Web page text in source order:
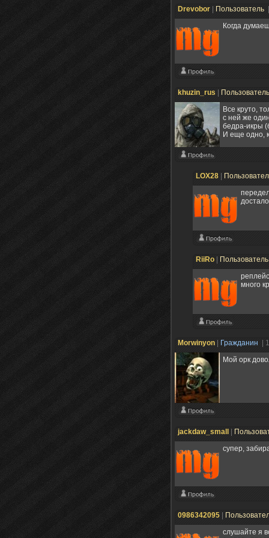
Drevobor Пользователь
Когда
khuzin_rus
Все круто,
с ней же
бедра-икры
И еще одно,
LOX28
RiiRo
много
Morwinyon Гражданин
|
Мой орк
jackdaw_small
супер,
0986342095
слушайте я